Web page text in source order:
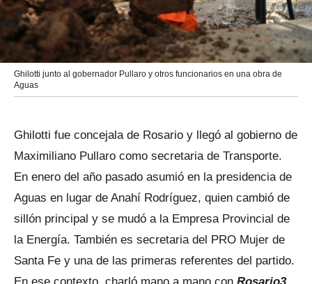
Ghilotti junto al gobernador Pullaro y otros funcionarios en una obra de
Aguas
Ghilotti fue concejala de Rosario y llegó al gobierno de
Maximiliano Pullaro como secretaria de Transporte.
En enero del año pasado asumió en la presidencia de
Aguas en lugar de Anahí Rodríguez, quien cambió de
sillón principal y se mudó a la Empresa Provincial de
la Energía. También es secretaria del PRO Mujer de
Santa Fe y una de las primeras referentes del partido.
En ese contexto, charló mano a mano con Rosario3.